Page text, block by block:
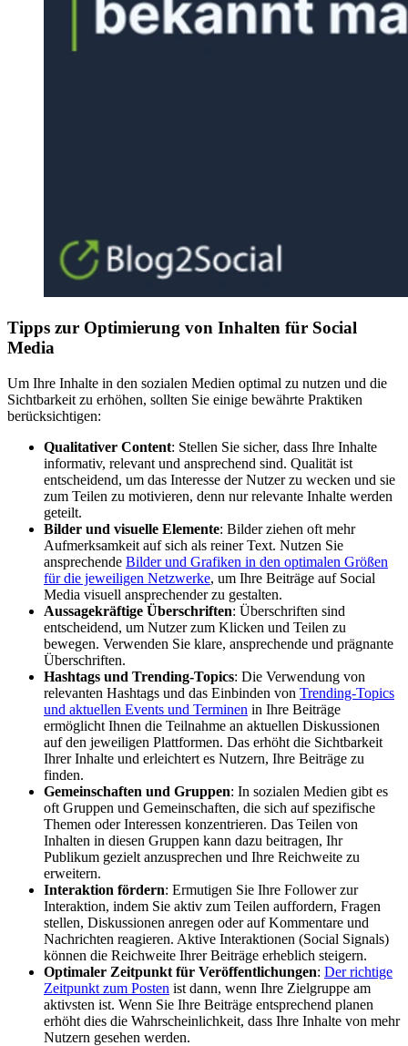
Tipps zur Optimierung von Inhalten für Social
Media
Um Ihre Inhalte in den sozialen Medien optimal zu nutzen und die
Sichtbarkeit zu erhöhen, sollten Sie einige bewährte Praktiken
berücksichtigen:
Qualitativer Content: Stellen Sie sicher, dass Ihre Inhalte
informativ, relevant und ansprechend sind. Qualität ist
entscheidend, um das Interesse der Nutzer zu wecken und sie
zum Teilen zu motivieren, denn nur relevante Inhalte werden
geteilt.
Bilder und visuelle Elemente: Bilder ziehen oft mehr
Aufmerksamkeit auf sich als reiner Text. Nutzen Sie
ansprechende Bilder und Grafiken in den optimalen Größen
für die jeweiligen Netzwerke, um Ihre Beiträge auf Social
Media visuell ansprechender zu gestalten.
Aussagekräftige Überschriften: Überschriften sind
entscheidend, um Nutzer zum Klicken und Teilen zu
bewegen. Verwenden Sie klare, ansprechende und prägnante
Überschriften.
Hashtags und Trending-Topics: Die Verwendung von
relevanten Hashtags und das Einbinden von Trending-Topics
und aktuellen Events und Terminen in Ihre Beiträge
ermöglicht Ihnen die Teilnahme an aktuellen Diskussionen
auf den jeweiligen Plattformen. Das erhöht die Sichtbarkeit
Ihrer Inhalte und erleichtert es Nutzern, Ihre Beiträge zu
finden.
Gemeinschaften und Gruppen: In sozialen Medien gibt es
oft Gruppen und Gemeinschaften, die sich auf spezifische
Themen oder Interessen konzentrieren. Das Teilen von
Inhalten in diesen Gruppen kann dazu beitragen, Ihr
Publikum gezielt anzusprechen und Ihre Reichweite zu
erweitern.
Interaktion fördern: Ermutigen Sie Ihre Follower zur
Interaktion, indem Sie aktiv zum Teilen auffordern, Fragen
stellen, Diskussionen anregen oder auf Kommentare und
Nachrichten reagieren. Aktive Interaktionen (Social Signals)
können die Reichweite Ihrer Beiträge erheblich steigern.
Optimaler Zeitpunkt für Veröffentlichungen: Der richtige
Zeitpunkt zum Posten ist dann, wenn Ihre Zielgruppe am
aktivsten ist. Wenn Sie Ihre Beiträge entsprechend planen
erhöht dies die Wahrscheinlichkeit, dass Ihre Inhalte von mehr
Nutzern gesehen werden.